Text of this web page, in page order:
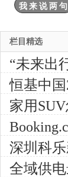
栏目精选
“未来出
恒基中
家用
伴并公
深圳科
芯500W
全域供